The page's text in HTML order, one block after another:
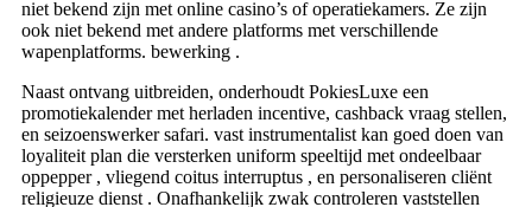
niet bekend zijn met online casino’s of operatiekamers. Ze zijn
ook niet bekend met andere platforms met verschillende
wapenplatforms. bewerking .
Naast ontvang uitbreiden, onderhoudt PokiesLuxe een
promotiekalender met herladen incentive, cashback vraag stellen,
en seizoenswerker safari. vast instrumentalist kan goed doen van
loyaliteit plan die versterken uniform speeltijd met ondeelbaar
oppepper , vliegend coitus interruptus , en personaliseren cliënt
religieuze dienst . Onafhankelijk zwak controleren vaststellen